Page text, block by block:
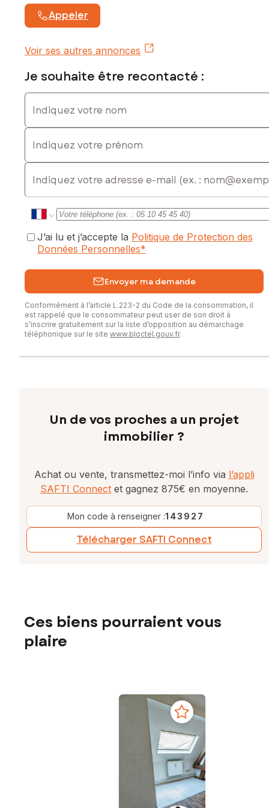
Appeler
Voir ses autres annonces
Je souhaite être recontacté :
Indiquez votre nom
Indiquez votre prénom
E-mail
J’ai lu et j’accepte la Politique de Protection des
Données Personnelles*
Envoyer ma demande
Conformément à l’article L.223-2 du Code de la consommation, il
est rappelé que le consommateur peut user de son droit à
s’inscrire gratuitement sur la liste d’opposition au démarchage
téléphonique sur le site www.bloctel.gouv.fr.
Un de vos proches a un projet
immobilier ?
Achat ou vente, transmettez-moi l’info via l’appli
SAFTI Connect et gagnez 875€ en moyenne.
Mon code à renseigner :143927
Télécharger SAFTI Connect
Ces biens pourraient vous
plaire